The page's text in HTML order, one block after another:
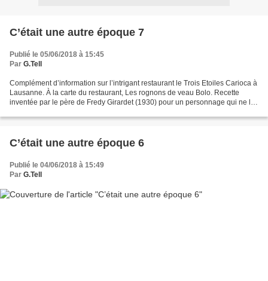
C’était une autre époque 7
Publié le 05/06/2018 à 15:45
Par G.Tell
Complément d’information sur l’intrigant restaurant le Trois Etoiles Carioca à
Lausanne. À la carte du restaurant, Les rognons de veau Bolo. Recette
inventée par le père de Fredy Girardet (1930) pour un personnage qui ne les
C’était une autre époque 6
Publié le 04/06/2018 à 15:49
Par G.Tell